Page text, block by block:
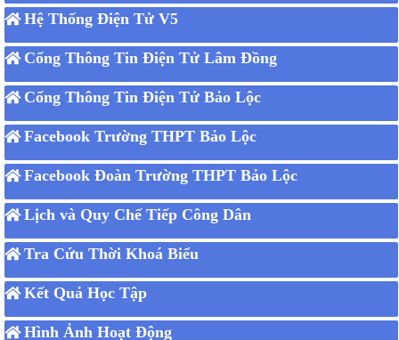
Hệ Thống Điện Tử V5
Cổng Thông Tin Điện Tử Lâm Đồng
Cổng Thông Tin Điện Tử Bảo Lộc
Facebook Trường THPT Bảo Lộc
Facebook Đoàn Trường THPT Bảo Lộc
Lịch và Quy Chế Tiếp Công Dân
Tra Cứu Thời Khoá Biểu
Kết Quả Học Tập
Hình Ảnh Hoạt Động